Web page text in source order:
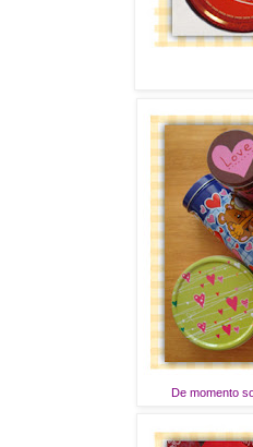
De momento